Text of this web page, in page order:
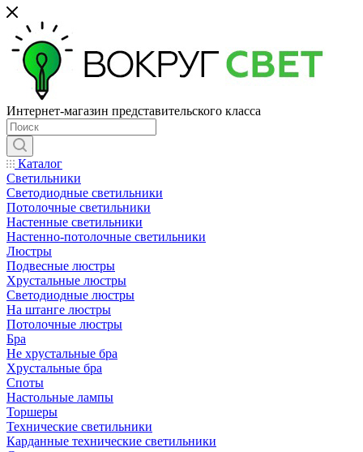
Интернет-магазин представительского класса
Каталог
Светильники
Светодиодные светильники
Потолочные светильники
Настенные светильники
Настенно-потолочные светильники
Люстры
Подвесные люстры
Хрустальные люстры
Светодиодные люстры
На штанге люстры
Потолочные люстры
Бра
Не хрустальные бра
Хрустальные бра
Споты
Настольные лампы
Торшеры
Технические светильники
Карданные технические светильники